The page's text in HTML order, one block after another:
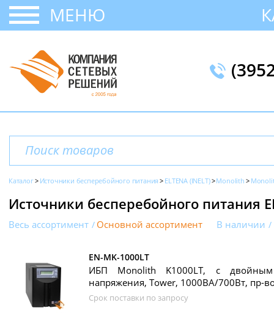
МЕНЮ
Каталог Источники бесперебойного питания ELTENA (INELT) Monolith
Источники бесперебойного питания
Весь ассортимент Основной ассортимент В наличии
EN-MK-1000LT
ИБП Monolith K1000LT, с двойным
напряжения, Tower, 1000ВА/700Вт, пр-во
Срок поставки по запросу